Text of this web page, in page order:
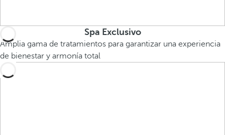
Spa Exclusivo
Amplia gama de tratamientos para garantizar una experiencia
de bienestar y armonía total